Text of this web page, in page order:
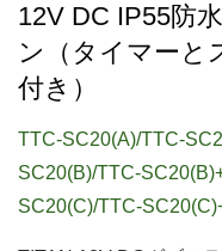
12V DC IP55防
ン（タイマーと
付き）
TTC-SC20(A)/TTC-
SC20(B)/TTC-
SC20(C)/TTC-